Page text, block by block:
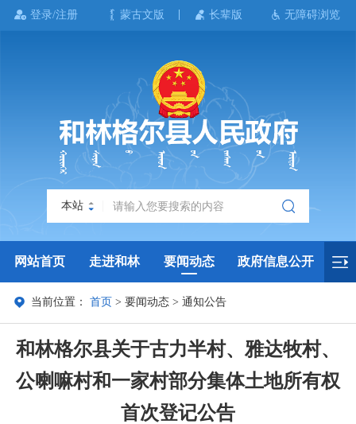
登录/注册 蒙古文版 长辈版 无障碍浏览
本站
网站首页 走进和林 要闻动态 政府信息公开
政务服务 政民互动 政府数据
当前位置：首页 >要闻动态 >通知公告
和林格尔县关于古力半村、雅达牧村、
公喇嘛村和一家村部分集体土地所有权
首次登记公告